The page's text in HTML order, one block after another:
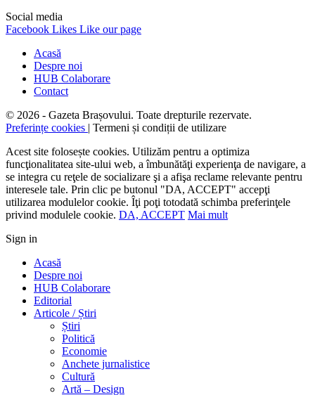
Social media
Facebook Likes Like our page
Acasă
Despre noi
HUB Colaborare
Contact
© 2026 - Gazeta Brașovului. Toate drepturile rezervate.
Preferințe cookies | Termeni și condiții de utilizare
Acest site folosește cookies. Utilizăm pentru a optimiza
funcţionalitatea site-ului web, a îmbunătăţi experienţa de navigare, a
se integra cu reţele de socializare şi a afişa reclame relevante pentru
interesele tale. Prin clic pe butonul "DA, ACCEPT" accepţi
utilizarea modulelor cookie. Îţi poţi totodată schimba preferinţele
privind modulele cookie. DA, ACCEPT Mai mult
Sign in
Acasă
Despre noi
HUB Colaborare
Editorial
Articole / Știri
Știri
Politică
Economie
Anchete jurnalistice
Cultură
Artă – Design